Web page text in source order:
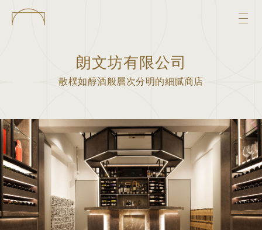
朗文坊有限公司
散樸如醇酒般層次分明的細膩商店